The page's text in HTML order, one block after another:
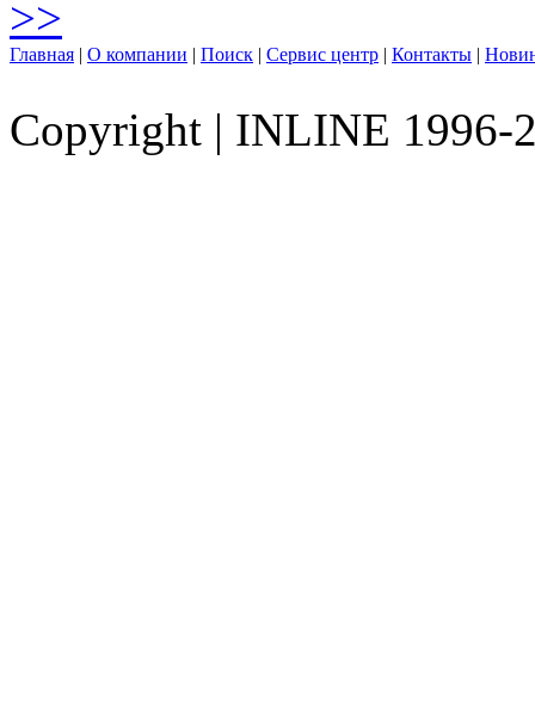
>>
Главная | О компании | Поиск | Сервис центр | Контакты |
Copyright | INLINE 1996-